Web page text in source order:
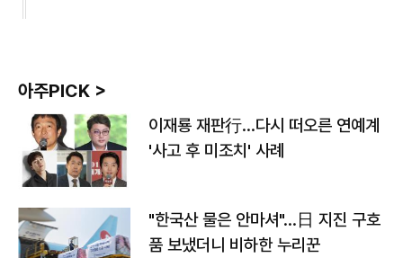
아주PICK >
이재룡 재판行…다시 떠오른 연예계
'사고 후 미조치' 사례
"한국산 물은 안마셔"…日 지진 구호
품 보냈더니 비하한 누리꾼